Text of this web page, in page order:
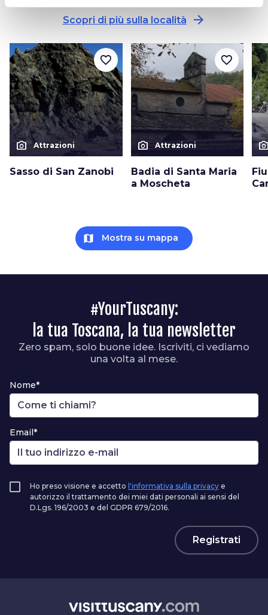
Scopri di più sulla località arrow_forward
photo_camera Attrazioni
Sasso di San Zanobi
favorite_border
photo_camera Attrazioni
Badia di Santa Maria
a Moscheta
favorite_border
map Mostra su mappa
#YourTuscany:
la tua Toscana, la tua newsletter
Zero spam, solo buone idee. Iscriviti, ci vediamo
una volta al mese.
Nome*
Email*
Ho preso visione e accetto l'informativa sulla privacy e
autorizzo il trattamento dei miei dati personali ai sensi del
D.Lgs. 196/2003 e del GDPR 679/2016.
Registrati